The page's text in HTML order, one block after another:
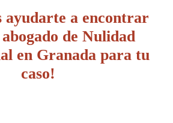
ayudarte a encontrar
de Nulidad
en Granada para tu
caso!